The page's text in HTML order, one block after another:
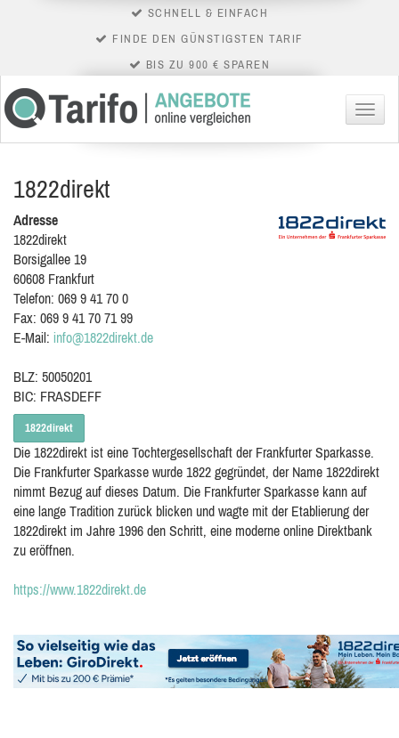
SCHNELL & EINFACH
FINDE DEN GÜNSTIGSTEN TARIF
BIS ZU 900 € SPAREN
Menü
1822direkt
Adresse
1822direkt
Borsigallee 19
60608 Frankfurt
Telefon: 069 9 41 70 0
Fax: 069 9 41 70 71 99
E-Mail: info@1822direkt.de
BLZ: 50050201
BIC: FRASDEFF
1822direkt
Die 1822direkt ist eine Tochtergesellschaft der Frankfurter Sparkasse.
Die Frankfurter Sparkasse wurde 1822 gegründet, der Name 1822direkt
nimmt Bezug auf dieses Datum. Die Frankfurter Sparkasse kann auf
eine lange Tradition zurück blicken und wagte mit der Etablierung der
1822direkt im Jahre 1996 den Schritt, eine moderne online Direktbank
zu eröffnen.
https://www.1822direkt.de